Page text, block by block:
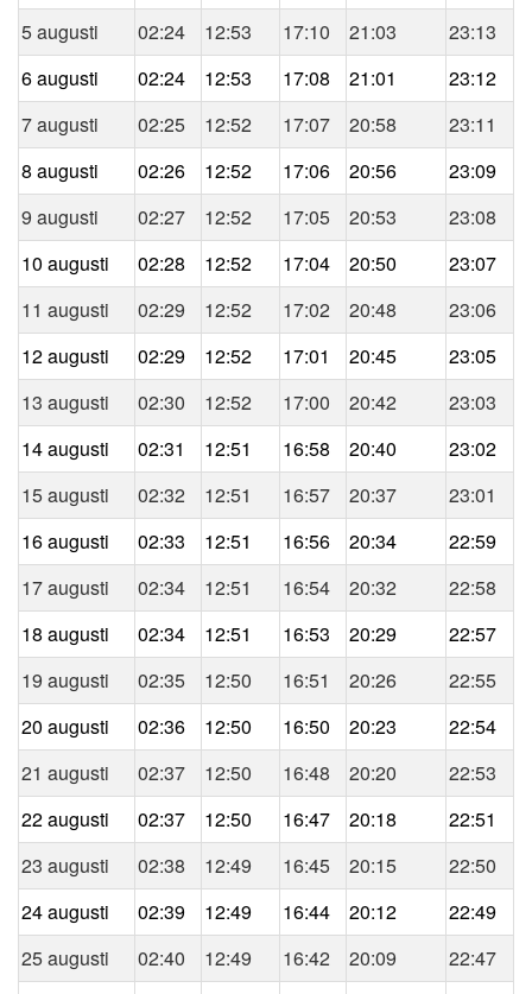
5 augusti
02:24 12:53 17:10 21:03
23:13
6 augusti
02:24 12:53 17:08 21:01
23:12
7 augusti
02:25 12:52 17:07 20:58
23:11
8 augusti
02:26 12:52 17:06 20:56
23:09
9 augusti
02:27 12:52 17:05 20:53
23:08
10 augusti
02:28 12:52 17:04 20:50
23:07
11 augusti
02:29 12:52 17:02 20:48
23:06
12 augusti
02:29 12:52 17:01 20:45
23:05
13 augusti
02:30 12:52 17:00 20:42
23:03
14 augusti
02:31 12:51 16:58 20:40
23:02
15 augusti
02:32 12:51 16:57 20:37
23:01
16 augusti
02:33 12:51 16:56 20:34
22:59
17 augusti
02:34 12:51 16:54 20:32
22:58
18 augusti
02:34 12:51 16:53 20:29
22:57
19 augusti
02:35 12:50 16:51 20:26
22:55
20 augusti
02:36 12:50 16:50 20:23
22:54
21 augusti
02:37 12:50 16:48 20:20
22:53
22 augusti
02:37 12:50 16:47 20:18
22:51
23 augusti
02:38 12:49 16:45 20:15
22:50
24 augusti
02:39 12:49 16:44 20:12
22:49
25 augusti
02:40 12:49 16:42 20:09
22:47